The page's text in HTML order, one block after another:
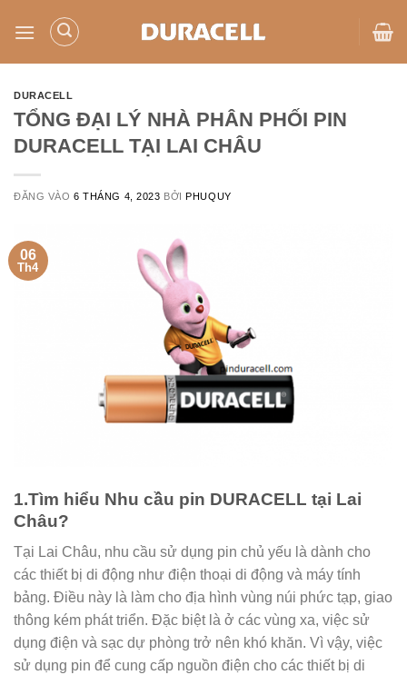
qua
DURACELL
TỔNG ĐẠI LÝ NHÀ PHÂN PHỐI PIN
DURACELL TẠI LAI CHÂU
ĐĂNG VÀO6 THÁNG 4, 2023 BỞIPHUQUY
06
Th4
1.Tìm hiểu Nhu cầu pin DURACELL tại Lai
Châu?
Tại Lai Châu, nhu cầu sử dụng pin chủ yếu là dành cho
các thiết bị di động như điện thoại di động và máy tính
bảng. Điều này là làm cho địa hình vùng núi phức tạp, giao
thông kém phát triển. Đặc biệt là ở các vùng xa, việc sử
dụng điện và sạc dự phòng trở nên khó khăn. Vì vậy, việc
sử dụng pin để cung cấp nguồn điện cho các thiết bị di